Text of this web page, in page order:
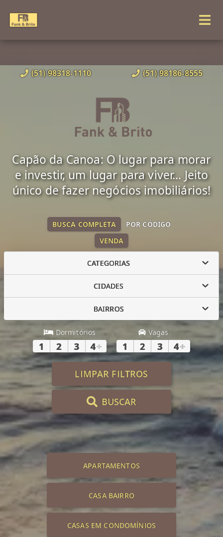
(51) 98318-1110 (51) 98186-8555
Capão da Canoa: O lugar para morar
e investir, um lugar para viver... Jeito
único de fazer negócios imobiliários!
VENDA
BUSCA COMPLETA POR CÓDIGO
CATEGORIAS
CIDADES
BAIRROS
Dormitórios
1 2 3 4+
Vagas
1 2 3 4+
LIMPAR FILTROS
BUSCAR
APARTAMENTOS
CASA BAIRRO
CASAS EM CONDOMÍNIOS